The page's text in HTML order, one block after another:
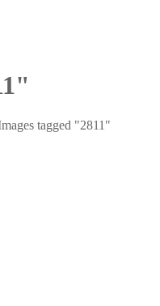
tagged "2811"